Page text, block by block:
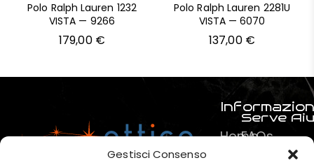
Gestisci Consenso
Polo Ralph Lauren 1232
VISTA — 9266
179,00 €
Polo Ralph Lauren 2281U
VISTA — 6070
137,00 €
Home
Serve
FAQs
Pagamenti